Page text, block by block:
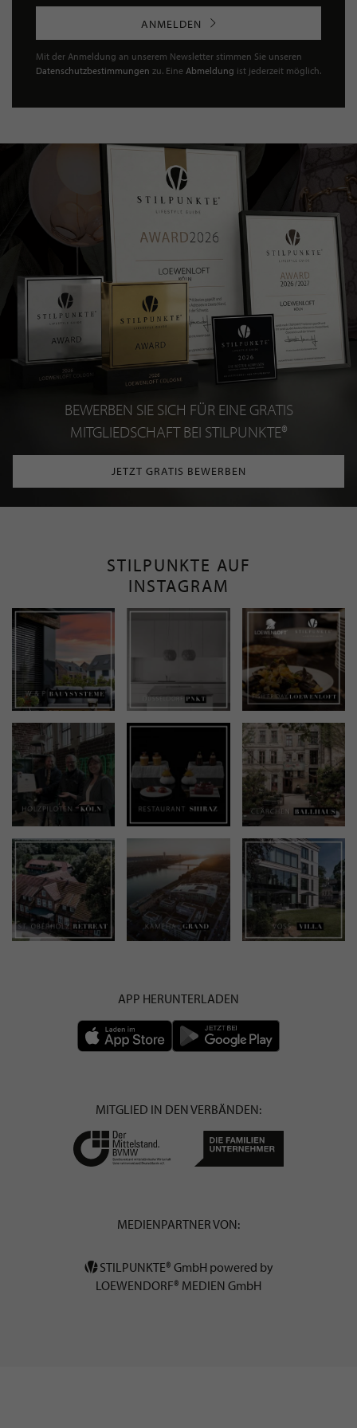
ANMELDEN
Mit der Anmeldung an unserem Newsletter stimmen Sie unseren
Datenschutzbestimmungen zu. Eine Abmeldung ist jederzeit möglich.
BEWERBEN SIE SICH FÜR EINE GRATIS
MITGLIEDSCHAFT BEI STILPUNKTE®
JETZT GRATIS BEWERBEN
STILPUNKTE AUF
INSTAGRAM
APP HERUNTERLADEN
MITGLIED IN DEN VERBÄNDEN:
MEDIENPARTNER VON:
STILPUNKTE® GmbH powered by
LOEWENDORF® MEDIEN GmbH